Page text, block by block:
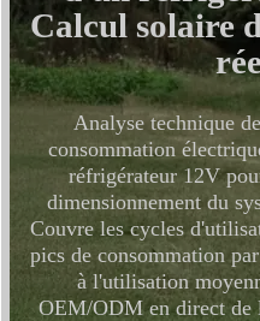
Calcul solaire
Analyse technique
consommation
réfrigérateur 12V
dimensionnement du
Couvre les cycles
pics de consommation
à l'utilisation
OEM/ODM en direct de